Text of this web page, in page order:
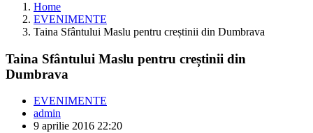
Home
EVENIMENTE
Taina Sfântului Maslu pentru creștinii din Dumbrava
Taina Sfântului Maslu pentru creștinii din
Dumbrava
EVENIMENTE
admin
9 aprilie 2016 22:20